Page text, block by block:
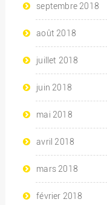
septembre 2018
août 2018
juillet 2018
juin 2018
mai 2018
avril 2018
mars 2018
février 2018